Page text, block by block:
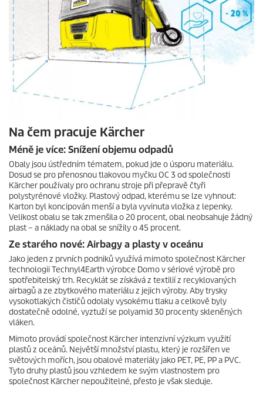
Na čem pracuje Kärcher
Méně je více: Snížení objemu odpadů
Obaly jsou ústředním tématem, pokud jde o úsporu materiálu.
Dosud se pro přenosnou tlakovou myčku OC 3 od společnosti
Kärcher používaly pro ochranu stroje při přepravě čtyři
polystyrénové vložky. Plastový odpad, kterému se lze vyhnout:
Karton byl koncipován menší a byla vyvinuta vložka z lepenky.
Velikost obalu se tak zmenšila o 20 procent, obal neobsahuje žádný
plast – a náklady na obal se snížily o 45 procent.
Ze starého nové: Airbagy a plasty v oceánu
Jako jeden z prvních podniků využívá mimoto společnost Kärcher
technologii Technyl4Earth výrobce Domo v sériové výrobě pro
spotřebitelský trh. Recyklát se získává z textilií z recyklovaných
airbagů a ze zbytkového materiálu z jejich výroby. Aby trysky
vysokotlakých čističů odolaly vysokému tlaku a celkově byly
dostatečně odolné, vyztuží se polyamid 30 procenty skleněných
vláken.
Mimoto provádí společnost Kärcher intenzivní výzkum využití
plastů z oceánů. Největší množství plastu, který je rozšířen ve
světových mořích, jsou obalové materiály jako PET, PE, PP a PVC.
Tyto druhy plastů jsou vzhledem ke svým vlastnostem pro
společnost Kärcher nepoužitelné, přesto je však sleduje.